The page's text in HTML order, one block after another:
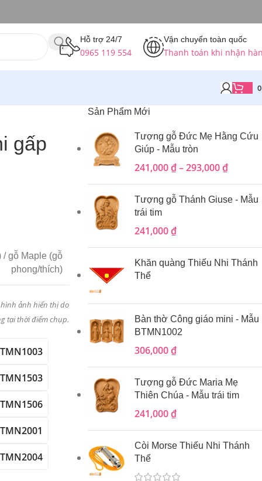
Hỗ trợ 24/7
0965 119 554
Vận chuyển toàn quốc
Thanh toán khi nhận
gấp
/ gỗ Maple (gỗ
phong/thích)
hình ảnh hiển thị do
tại thời điểm chụp.
Sản Phẩm Mới
Tượng gỗ Đức Mẹ Hằng Cứu
Giúp - Mẫu tròn
241,000₫ – 293,000₫
Tượng gỗ Thánh Giuse - Mẫu
trái tim
241,000₫
Khăn quàng Thiếu Nhi Thánh
Thể
Bàn thờ Công giáo mini - Mẫu
BTMN1002
306,000₫
Tượng gỗ Đức Maria Mẹ
Thiên Chúa - Mẫu trái tim
241,000₫
Còi Morse Thiếu Nhi Thánh
Thể